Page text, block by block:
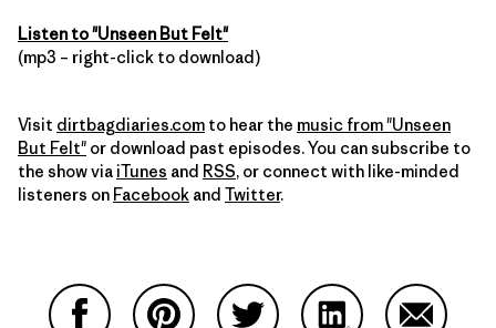
Listen to "Unseen But Felt"
(mp3 – right-click to download)
Visit dirtbagdiaries.com to hear the music from "Unseen
But Felt" or download past episodes. You can subscribe to
the show via iTunes and RSS, or connect with like-minded
listeners on Facebook and Twitter.